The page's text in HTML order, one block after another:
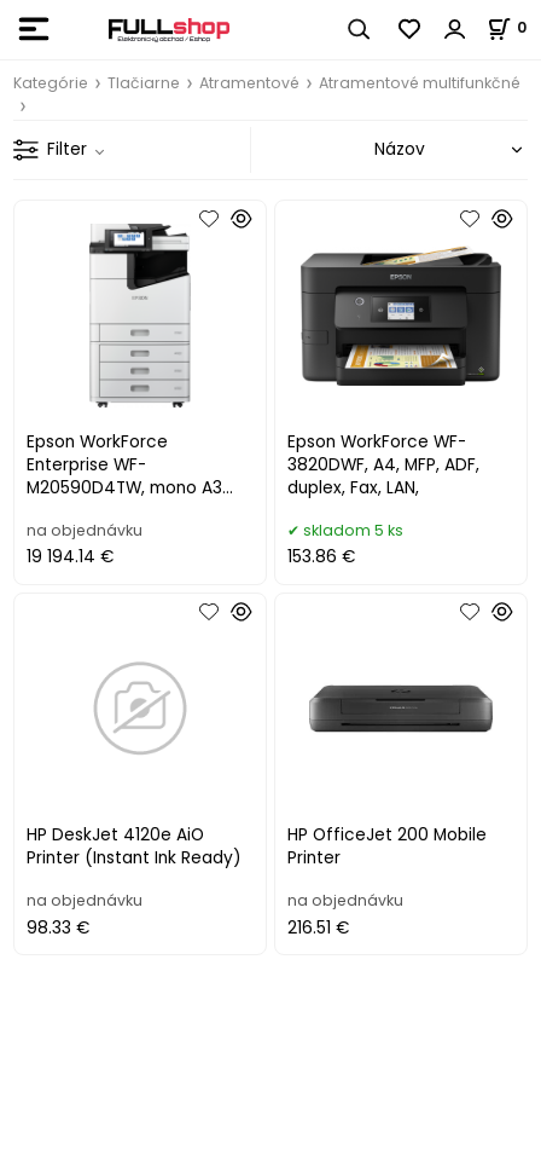
0
Kategórie Tlačiarne Atramentové Atramentové multifunkčné
Filter
Epson WorkForce
Enterprise WF-
M20590D4TW, mono A3
na objednávku
19 194.14 €
Epson WorkForce WF-
3820DWF, A4, MFP, ADF,
duplex, Fax, LAN,
skladom 5 ks
153.86 €
HP DeskJet 4120e AiO
Printer (Instant Ink Ready)
na objednávku
98.33 €
HP OfficeJet 200 Mobile
Printer
na objednávku
216.51 €